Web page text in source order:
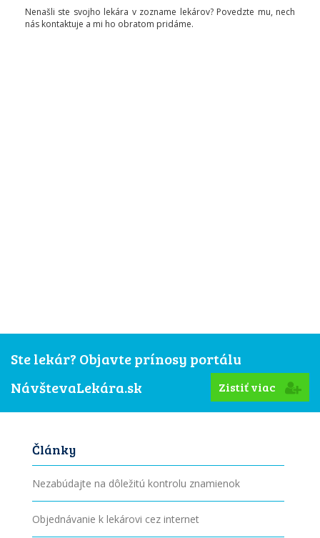
Nenašli ste svojho lekára v zozname lekárov? Povedzte mu, nech
nás kontaktuje a mi ho obratom pridáme.
Ste lekár? Objavte prínosy portálu
NávštevaLekára.sk
Zistiť viac
Články
Nezabúdajte na dôležitú kontrolu znamienok
Objednávanie k lekárovi cez internet